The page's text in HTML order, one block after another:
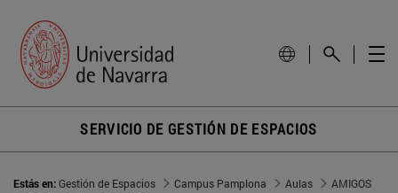
SERVICIO DE GESTIÓN DE ESPACIOS
Estás en:Gestión de Espacios Campus Pamplona Aulas
AMIGOS